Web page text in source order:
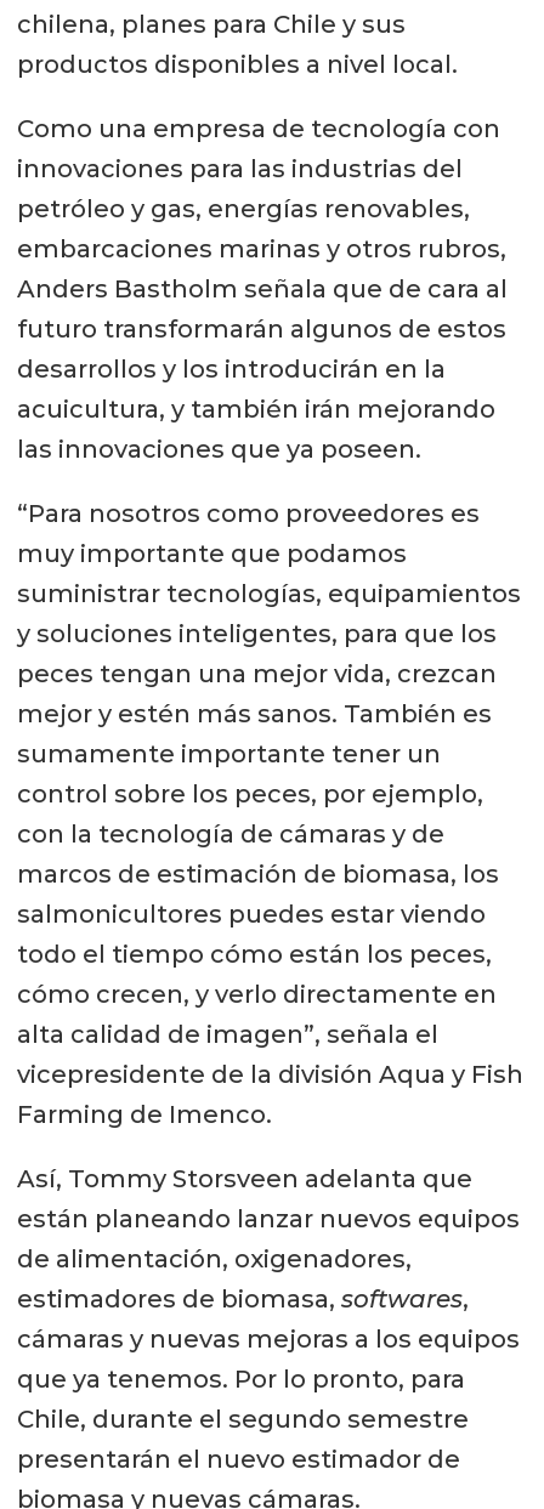
chilena, planes para Chile y sus
productos disponibles a nivel local.
Como una empresa de tecnología con
innovaciones para las industrias del
petróleo y gas, energías renovables,
embarcaciones marinas y otros rubros,
Anders Bastholm señala que de cara al
futuro transformarán algunos de estos
desarrollos y los introducirán en la
acuicultura, y también irán mejorando
las innovaciones que ya poseen.
“Para nosotros como proveedores es
muy importante que podamos
suministrar tecnologías, equipamientos
y soluciones inteligentes, para que los
peces tengan una mejor vida, crezcan
mejor y estén más sanos. También es
sumamente importante tener un
control sobre los peces, por ejemplo,
con la tecnología de cámaras y de
marcos de estimación de biomasa, los
salmonicultores puedes estar viendo
todo el tiempo cómo están los peces,
cómo crecen, y verlo directamente en
alta calidad de imagen”, señala el
vicepresidente de la división Aqua y Fish
Farming de Imenco.
Así, Tommy Storsveen adelanta que
están planeando lanzar nuevos equipos
de alimentación, oxigenadores,
estimadores de biomasa, softwares,
cámaras y nuevas mejoras a los equipos
que ya tenemos. Por lo pronto, para
Chile, durante el segundo semestre
presentarán el nuevo estimador de
biomasa y nuevas cámaras.